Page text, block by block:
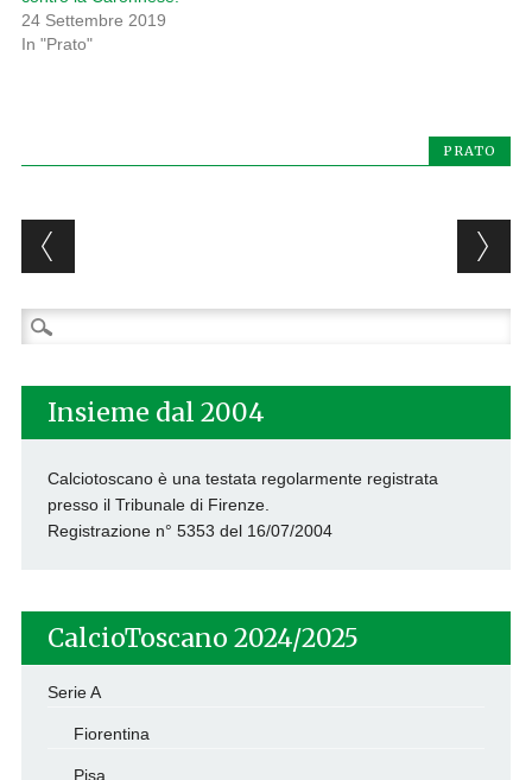
24 Settembre 2019
In "Prato"
PRATO
Post navigation
Ricerca
per:
Insieme dal 2004
Calciotoscano è una testata regolarmente registrata
presso il Tribunale di Firenze.
Registrazione n° 5353 del 16/07/2004
CalcioToscano 2024/2025
Serie A
Fiorentina
Pisa